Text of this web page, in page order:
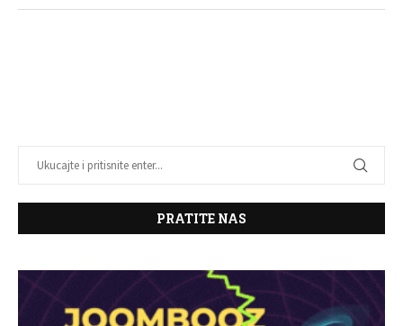
PRATITE NAS